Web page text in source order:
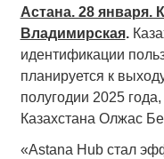
Астана. 28 января.
Владимирская.
идентификации
планируется к
полугодии 2025
Казахстана Олжас
«Astana Hub стал